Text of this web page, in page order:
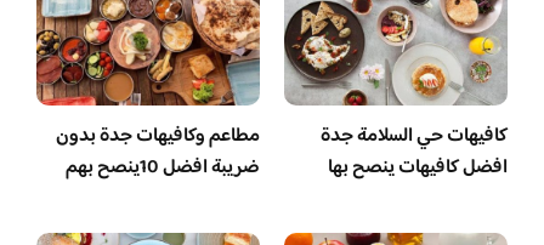
كافيهات حي السلامة جدة
افضل كافيهات ينصح بها
مطاعم وكافيهات جدة بدون
ضريبة افضل 10ينصح بهم